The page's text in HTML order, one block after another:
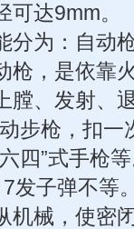
达9mm。
分为：自动
枪，是依靠
膛、发射、
步枪，扣一
四”式手枪
发子弹不等
机械，使密